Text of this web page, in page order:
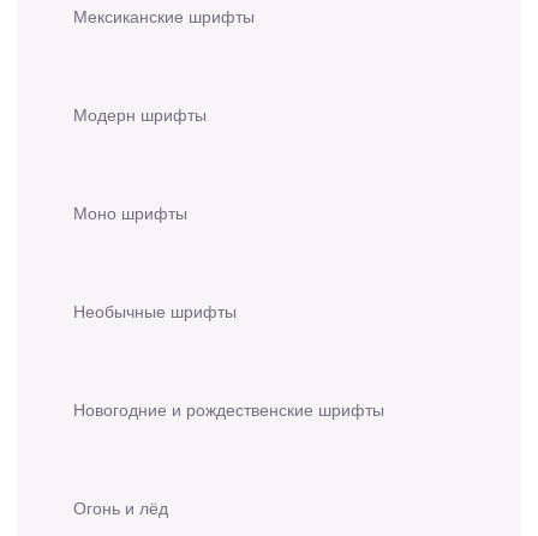
Мексиканские шрифты
Модерн шрифты
Моно шрифты
Необычные шрифты
Новогодние и рождественские шрифты
Огонь и лёд